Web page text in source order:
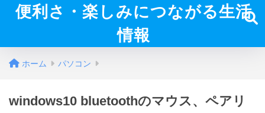
便利さ・楽しみにつながる生活
情報
ホーム パソコン
windows10 bluetoothのマウス、ペアリ